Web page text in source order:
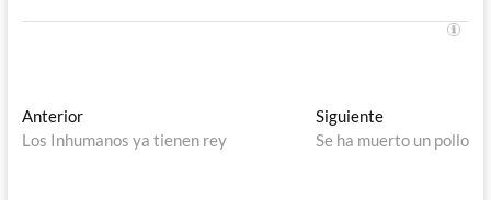
Navegación
de
AnteriorEntrada
anterior:
Los Inhumanos ya tienen rey
SiguienteEntrada
siguiente:
Se ha muerto un pollo